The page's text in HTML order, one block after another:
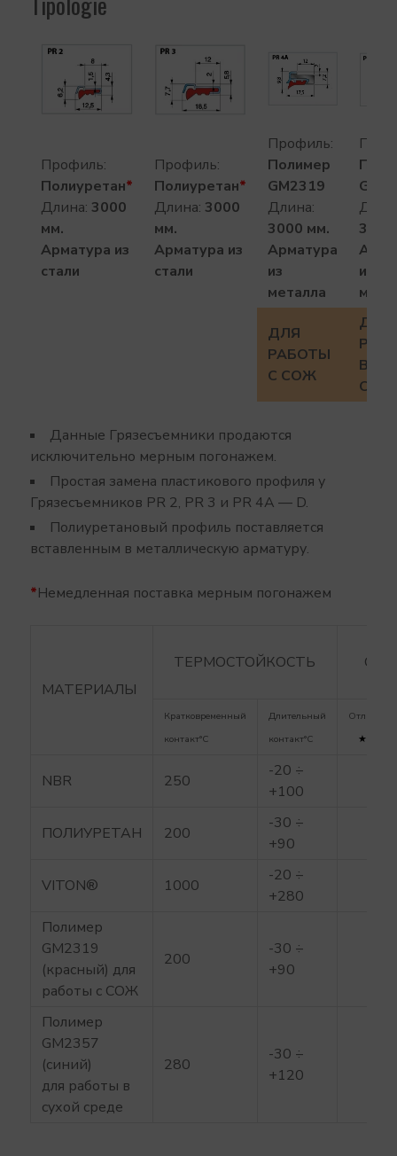
Профиль:
Полиуретан*
Длина: 3000
мм.
Арматура из
стали
Профиль:
Полиуретан*
Длина: 3000
мм.
Арматура из
стали
Профиль:
Полимер
GM2319
Длина:
3000 мм.
Арматура
из
металла
из
ДЛЯ
РАБОТЫ
С СОЖ
ДЛЯ
В
Данные Грязесъемники продаются
исключительно мерным погонажем.
Простая замена пластикового профиля у
Грязесъемников PR 2, PR 3 и PR 4A — D.
Полиуретановый профиль поставляется
вставленным в металлическую арматуру.
*Немедленная поставка мерным погонажем
МАТЕРИАЛЫ
ТЕРМОСТОЙКОСТЬ
Кратковременный
контакт°C
Длительный
контакт°C
Отличная
★★★
NBR 250
-20 ÷
+100
ПОЛИУРЕТАН 200
-30 ÷
+90
VITON® 1000
-20 ÷
+280
Полимер
GM2319
(красный) для
работы с СОЖ
200
-30 ÷
+90
Полимер
GM2357
(синий)
для работы в
сухой среде
280
-30 ÷
+120